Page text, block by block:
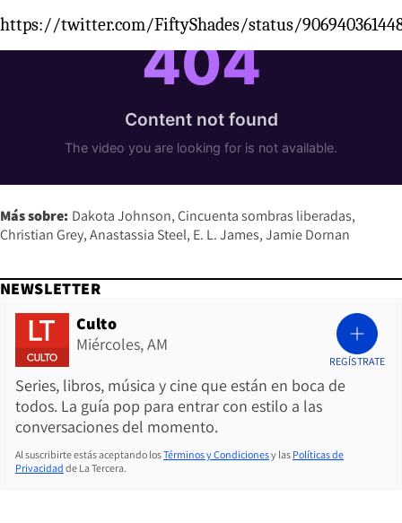
https://twitter.com/FiftyShades/status/
Más sobre: Dakota Johnson Cincuenta sombras liberadas
Christian Grey Anastassia Steel E. L. James Jamie Dornan
NEWSLETTER
Culto
Miércoles, AM
Series, libros, música y cine que están en boca de
todos. La guía pop para entrar con estilo a las
conversaciones del momento.
REGÍSTRATE
Al suscribirte estás aceptando losTérminos y Condicionesy las Políticas de
Privacidad de La Tercera.